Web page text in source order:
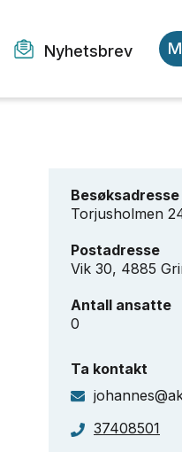
Nyhetsbrev
Besøksadresse
Torjusholmen
Postadresse
Vik 30, 4885
Antall ansatte
0
Ta kontakt
37408501